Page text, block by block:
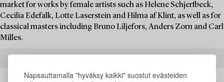
Napsauttamalla "hyväksy kaikki" suostut evästeiden
market for works by female artists such as Helene Schjerfbeck,
Cecilia Edefalk, Lotte Laserstein and Hilma af Klint, as well as for
classical masters including Bruno Liljefors, Anders Zorn and Carl
Milles.